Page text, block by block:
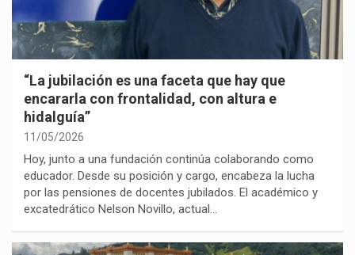
“La jubilación es una faceta que hay que
encararla con frontalidad, con altura e
hidalguía”
11/05/2026
Hoy, junto a una fundación continúa colaborando como
educador. Desde su posición y cargo, encabeza la lucha
por las pensiones de docentes jubilados. El académico y
excatedrático Nelson Novillo, actual…